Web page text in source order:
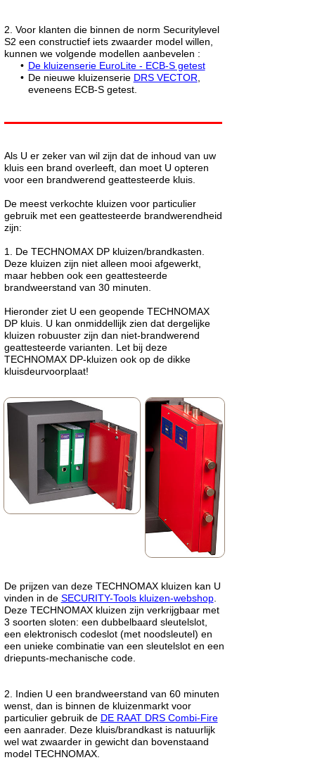
2. Voor klanten die binnen de norm Securitylevel
S2 een constructief iets zwaarder model willen,
kunnen we volgende modellen aanbevelen :
De kluizenserie EuroLite - ECB-S getest
De nieuwe kluizenserie DRS VECTOR
eveneens ECB-S getest.
Als U er zeker van wil zijn dat de inhoud van uw
kluis een brand overleeft, dan moet U opteren
voor een brandwerend geattesteerde kluis.
De meest verkochte kluizen voor particulier
gebruik met een geattesteerde brandwerendheid
zijn:
1. De TECHNOMAX DP kluizen/brandkasten.
Deze kluizen zijn niet alleen mooi afgewerkt,
maar hebben ook een geattesteerde
brandweerstand van 30 minuten.
Hieronder ziet U een geopende TECHNOMAX
DP kluis. U kan onmiddellijk zien dat dergelijke
kluizen robuuster zijn dan niet-brandwerend
geattesteerde varianten. Let bij deze
TECHNOMAX DP-kluizen ook op de dikke
kluisdeurvoorplaat!
De prijzen van deze TECHNOMAX kluizen kan U
vinden in de SECURITY-Tools kluizen-webshop.
Deze TECHNOMAX kluizen zijn verkrijgbaar met
3 soorten sloten: een dubbelbaard sleutelslot,
een elektronisch codeslot (met noodsleutel) en
een unieke combinatie van een sleutelslot en een
driepunts-mechanische code.
2. Indien U een brandweerstand van 60 minuten
wenst, dan is binnen de kluizenmarkt voor
particulier gebruik de DE RAAT DRS Combi-Fire
een aanrader. Deze kluis/brandkast is natuurlijk
wel wat zwaarder in gewicht dan bovenstaand
model TECHNOMAX.